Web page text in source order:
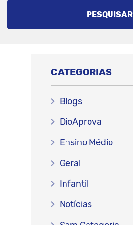
PESQUISAR
CATEGORIAS
Blogs
DioAprova
Ensino Médio
Geral
Infantil
Notícias